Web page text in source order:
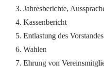
Jahresberichte,
Kassenbericht
Entlastung des Vorstandes
Wahlen
Ehrung von